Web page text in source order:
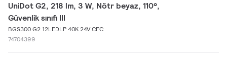
UniDot G2, 218 lm, 3 W, Nötr beyaz, 110°,
Güvenlik sınıfı III
BGS300 G2 12LEDLP 40K 24V CFC
74704399